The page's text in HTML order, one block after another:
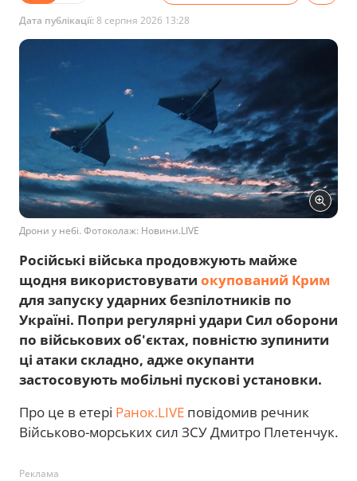
Дата публікації:8 серпня 2026 13:28
Дрони у небі. Фотоколаж: Новини.LIVE
Російські війська продовжують майже
щодня використовувати окупований Крим
для запуску ударних безпілотників по
Україні. Попри регулярні удари Сил оборони
по військових об'єктах, повністю зупинити
ці атаки складно, адже окупанти
застосовують мобільні пускові установки.
Про це в етері Ранок.LIVE повідомив речник
Військово-морських сил ЗСУ Дмитро Плетенчук.
Реклама